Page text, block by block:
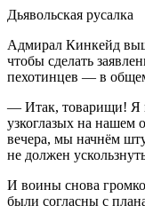
Дьявольская русалка
Адмирал Кинкейд
чтобы сделать
пехотинцев — в
— Итак, товарищи! Я
узкоглазых на нашем
вечера, мы начнём
не должен
И воины снова
были согласны с